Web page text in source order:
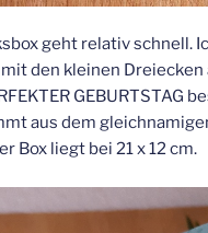
geht relativ schnell.
den kleinen Dreiecken
GEBURTSTAG
aus dem
Box liegt bei 21 x 12 cm.